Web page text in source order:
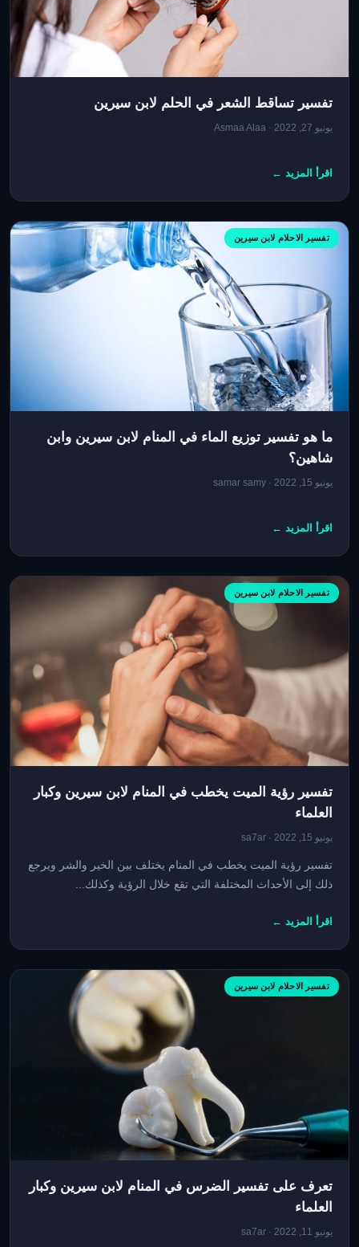
تفسير تساقط الشعر في الحلم لابن سيرين
يونيو 27, 2022 · Asmaa Alaa
اقرأ المزيد ←
تفسير الاحلام لابن سيرين
ما هو تفسير توزيع الماء في المنام لابن سيرين وابن
شاهين؟
يونيو 15, 2022 · samar samy
اقرأ المزيد ←
تفسير الاحلام لابن سيرين
تفسير رؤية الميت يخطب في المنام لابن سيرين وكبار
العلماء
يونيو 15, 2022 · sa7ar
تفسير رؤية الميت يخطب في المنام يختلف بين الخير والشر ويرجع
ذلك إلى الأحداث المختلفة التي تقع خلال الرؤية وكذلك...
اقرأ المزيد ←
تفسير الاحلام لابن سيرين
تعرف على تفسير الضرس في المنام لابن سيرين وكبار
العلماء
يونيو 11, 2022 · sa7ar